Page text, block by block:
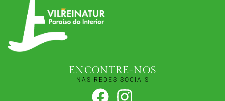
ENCONTRE-NOS
NAS REDES SOCIAIS